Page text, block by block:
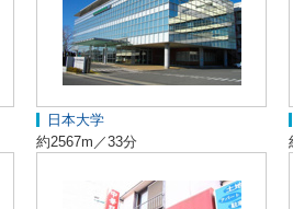
日本大学
約2567m／33分